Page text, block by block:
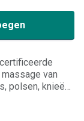
van
polsen, knieën